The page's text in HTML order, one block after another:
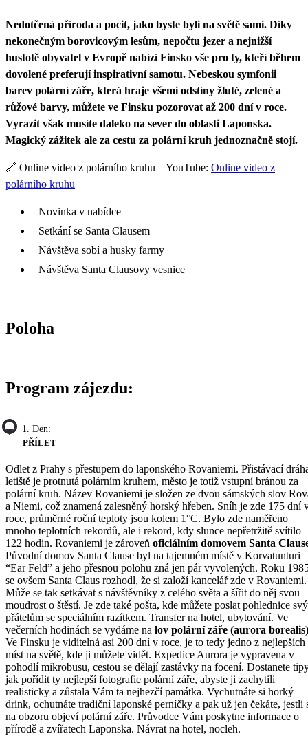
Nedotčená příroda a pocit, jako byste byli na světě sami. Díky
nekonečným borovicovým lesům, nepočtu jezer a nejnižší
hustotě obyvatel v Evropě nabízí Finsko vše pro ty, kteří během
dovolené preferují inspirativní samotu. Nebeskou symfonii
barev polární záře, která hraje všemi odstíny žluté, zelené a
růžové barvy, můžete ve Finsku pozorovat až 200 dní v roce.
Vyrazit však musíte daleko na sever do oblasti Laponska.
Magický zážitek ale za cestu za polární kruh jednoznačně stojí.
🔗 Online video z polárního kruhu – YouTube: Online video z
polárního kruhu
Novinka v nabídce
Setkání se Santa Clausem
Návštěva sobí a husky farmy
Návštěva Santa Clausovy vesnice
Poloha
Program zájezdu:
1. Den:
PŘÍLET
Odlet z Prahy s přestupem do laponského Rovaniemi. Přistávací
letiště je protnutá polárním kruhem, město je totiž vstupní bránou za
polární kruh. Název Rovaniemi je složen ze dvou sámských slov
a Niemi, což znamená zalesněný horský hřeben. Sníh je zde 175 dní
roce, průměrné roční teploty jsou kolem 1°C. Bylo zde naměřeno
mnoho teplotních rekordů, ale i rekord, kdy slunce nepřetržitě svítilo
122 hodin. Rovaniemi je zároveň oficiálním domovem Santa
Původní domov Santa Clause byl na tajemném místě v Korvatunturi
“Ear Feld” a jeho přesnou polohu zná jen pár vyvolených. Roku
se ovšem Santa Claus rozhodl, že si založí kancelář zde v Rovaniemi.
Může se tak setkávat s návštěvníky z celého světa a šířit do něj svou
moudrost o štěstí. Je zde také pošta, kde můžete poslat pohlednice
přátelům se speciálním razítkem. Transfer na hotel, ubytování. Ve
večerních hodinách se vydáme na lov polární záře (aurora borealis)
Ve Finsku je viditelná asi 200 dní v roce, je to tedy jedno z nejlepších
míst na světě, kde ji můžete vidět. Expedice Aurora je vypravena v
pohodlí mikrobusu, cestou se dělají zastávky na focení. Dostanete
jak pořídit ty nejlepší fotografie polární záře, abyste ji zachytili
realisticky a zůstala Vám ta nejhezčí památka. Vychutnáte si horký
drink, ochutnáte tradiční laponské perníčky a pak už jen čekáte, jestli
na obzoru objeví polární záře. Průvodce Vám poskytne informace o
přírodě a zvířatech Laponska. Návrat na hotel, nocleh.